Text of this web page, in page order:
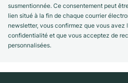
susmentionnée. Ce consentement peut
lien situé à la fin de chaque courrier
newsletter, vous confirmez que vous avez
confidentialité et que vous acceptez de
personnalisées.